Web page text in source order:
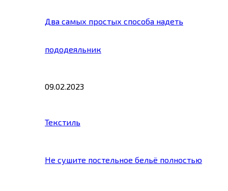
Два самых простых способа надеть
пододеяльник
09.02.2023
Текстиль
Не сушите постельное бельё полностью